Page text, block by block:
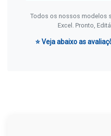
Todos os nossos modelos
Excel. Pronto,
⭐ Veja abaixo as